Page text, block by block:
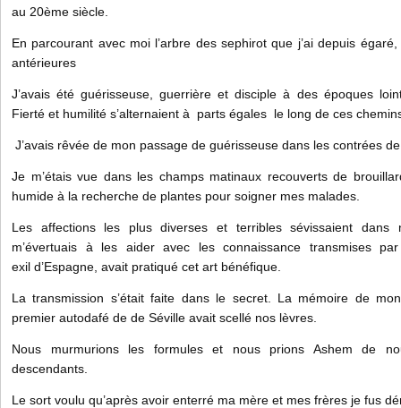
au 20ème siècle.
En parcourant avec moi l’arbre des sephirot que j’ai depuis
antérieures
J’avais été guérisseuse, guerrière et disciple à des époques
Fierté et humilité s’alternaient à parts égales le long de ces
J’avais rêvée de mon passage de guérisseuse dans les contrées
Je m’étais vue dans les champs matinaux recouverts de
humide à la recherche de plantes pour soigner mes malades.
Les affections les plus diverses et terribles sévissaient
m’évertuais à les aider avec les connaissance transmises
exil d’Espagne, avait pratiqué cet art bénéfique.
La transmission s’était faite dans le secret. La mémoire de
premier autodafé de de Séville avait scellé nos lèvres.
Nous murmurions les formules et nous prions Ashem de
descendants.
Le sort voulu qu’après avoir enterré ma mère et mes frères je fus